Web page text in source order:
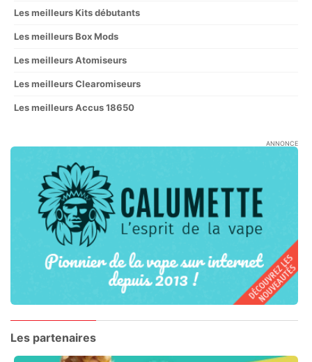
Les meilleurs Kits débutants
Les meilleurs Box Mods
Les meilleurs Atomiseurs
Les meilleurs Clearomiseurs
Les meilleurs Accus 18650
ANNONCE
Les partenaires